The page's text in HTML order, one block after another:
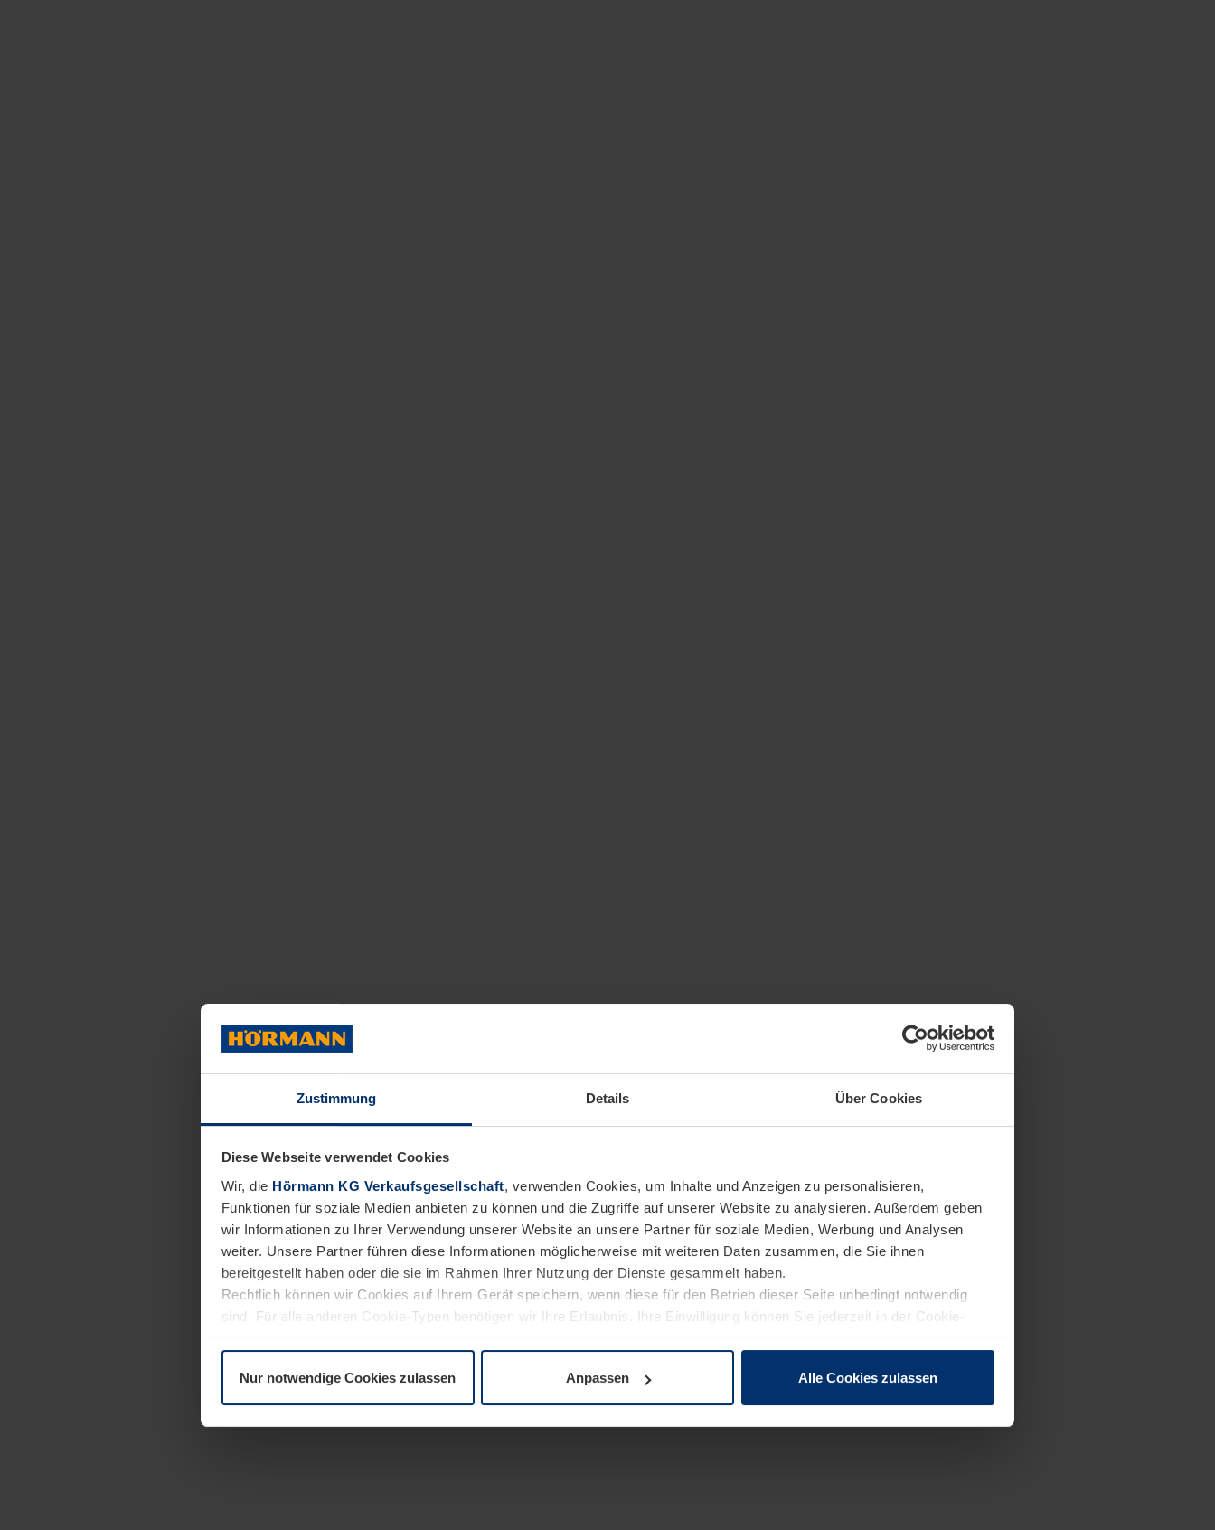
Zustimmung Details Über Cookies
Diese Webseite verwendet Cookies
Wir, die Hörmann KG Verkaufsgesellschaft, verwenden Cookies, um Inhalte und Anzeigen zu personalisieren,
Funktionen für soziale Medien anbieten zu können und die Zugriffe auf unserer Website zu analysieren. Außerdem geben
wir Informationen zu Ihrer Verwendung unserer Website an unsere Partner für soziale Medien, Werbung und Analysen
weiter. Unsere Partner führen diese Informationen möglicherweise mit weiteren Daten zusammen, die Sie ihnen
bereitgestellt haben oder die sie im Rahmen Ihrer Nutzung der Dienste gesammelt haben.
Rechtlich können wir Cookies auf Ihrem Gerät speichern, wenn diese für den Betrieb dieser Seite unbedingt notwendig
sind. Für alle anderen Cookie-Typen benötigen wir Ihre Erlaubnis. Ihre Einwilligung können Sie jederzeit in der Cookie-
Erläuterung auf der SeiteDatenschutzerklärungunserer Website ändern oder widerrufen.
Nur notwendige Cookies zulassen Anpassen Alle Cookies zulassen